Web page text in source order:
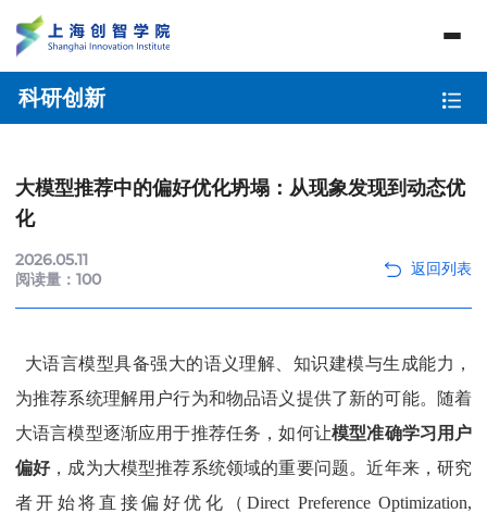
科研创新
大模型推荐中的偏好优化坍塌：从现象发现到动态优
化
2026.05.11
阅读量： 100
大语言模型具备强大的语义理解、知识建模与生成能力，
为推荐系统理解用户行为和物品语义提供了新的可能。随着
大语言模型逐渐应用于推荐任务，如何让模型准确学习用户
偏好，成为大模型推荐系统领域的重要问题。近年来，研究
者开始将直接偏好优化（Direct Preference Optimization,